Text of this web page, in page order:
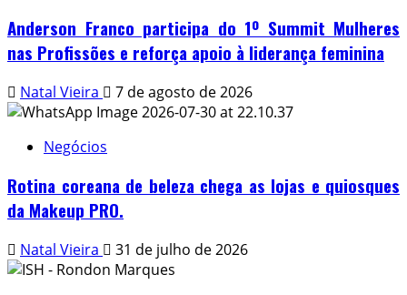
Anderson Franco participa do 1º Summit Mulheres
nas Profissões e reforça apoio à liderança feminina
Natal Vieira 7 de agosto de 2026
Negócios
Rotina coreana de beleza chega as lojas e quiosques
da Makeup PRO.
Natal Vieira 31 de julho de 2026